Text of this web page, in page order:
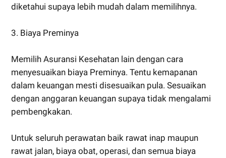
diketahui supaya lebih mudah dalam memilihnya.
3. Biaya Preminya
Memilih Asuransi Kesehatan lain dengan cara
menyesuaikan biaya Preminya. Tentu kemapanan
dalam keuangan mesti disesuaikan pula. Sesuaikan
dengan anggaran keuangan supaya tidak mengalami
pembengkakan.
Untuk seluruh perawatan baik rawat inap maupun
rawat jalan, biaya obat, operasi, dan semua biaya